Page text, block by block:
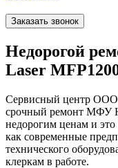
Заказать звонок
Недорогой
Laser
Сервисный центр
срочный ремонт МФУ
недорогим ценам и это
как современные
технического
клеркам в работе.